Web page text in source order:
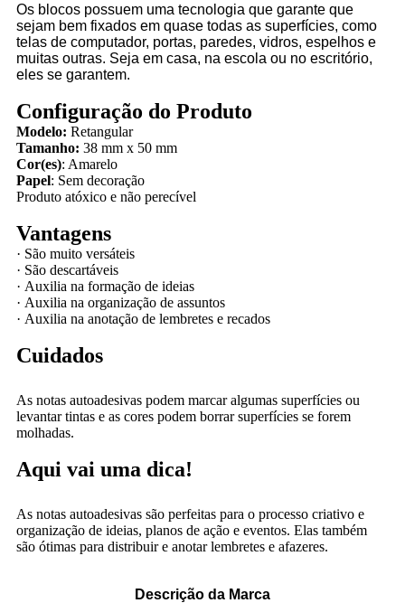
Os blocos possuem uma tecnologia que garante que
sejam bem fixados em quase todas as superfícies, como
telas de computador, portas, paredes, vidros, espelhos e
muitas outras. Seja em casa, na escola ou no escritório,
eles se garantem.
Configuração do Produto
Modelo: Retangular
Tamanho: 38 mm x 50 mm
Cor(es): Amarelo
Papel: Sem decoração
Produto atóxico e não perecível
Vantagens
· São muito versáteis
· São descartáveis
· Auxilia na formação de ideias
· Auxilia na organização de assuntos
· Auxilia na anotação de lembretes e recados
Cuidados
As notas autoadesivas podem marcar algumas superfícies ou
levantar tintas e as cores podem borrar superfícies se forem
molhadas.
Aqui vai uma dica!
As notas autoadesivas são perfeitas para o processo criativo e
organização de ideias, planos de ação e eventos. Elas também
são ótimas para distribuir e anotar lembretes e afazeres.
Descrição da Marca